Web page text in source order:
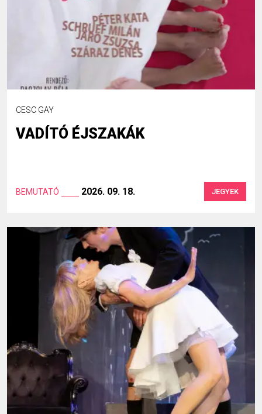
CESC GAY
VADÍTÓ ÉJSZAKÁK
BEMUTATÓ 2026. 09. 18. JEGYEK